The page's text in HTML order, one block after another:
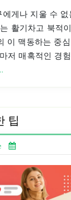
게나 지울 수 없
활기차고 북적
이 맥동하는 중
저 매혹적인 경
팁